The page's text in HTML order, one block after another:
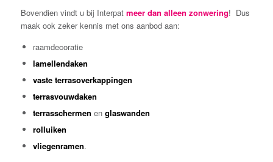
Bovendien vindt u bij Interpat meer dan alleen zonwering! Dus
maak ook zeker kennis met ons aanbod aan:
raamdecoratie
lamellendaken
vaste terrasoverkappingen
terrasvouwdaken
terrasschermen en glaswanden
rolluiken
vliegenramen.